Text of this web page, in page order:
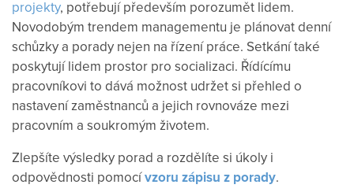
projekty, potřebují především porozumět lidem.
Novodobým trendem managementu je plánovat denní
schůzky a porady nejen na řízení práce. Setkání také
poskytují lidem prostor pro socializaci. Řídícímu
pracovníkovi to dává možnost udržet si přehled o
nastavení zaměstnanců a jejich rovnováze mezi
pracovním a soukromým životem.
Zlepšíte výsledky porad a rozdělíte si úkoly i
odpovědnosti pomocívzoru zápisu z porady.